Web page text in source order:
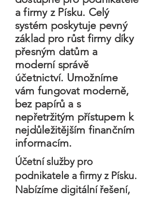
a firmy z Písku. Celý
systém poskytuje pevný
základ pro růst firmy díky
přesným datům a
moderní správě
účetnictví. Umožníme
vám fungovat moderně,
bez papírů a s
nepřetržitým přístupem k
nejdůležitějším finančním
informacím.
Účetní služby pro
podnikatele a firmy z Písku.
Nabízíme digitální řešení,